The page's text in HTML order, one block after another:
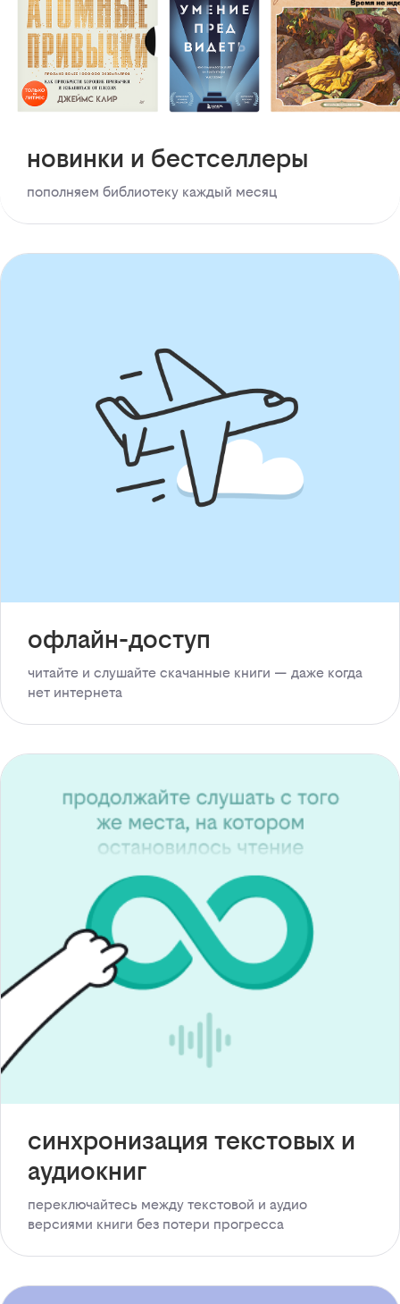
новинки и бестселлеры
пополняем библиотеку каждый месяц
офлайн-доступ
читайте и слушайте скачанные книги — даже когда
нет интернета
синхронизация текстовых и
аудиокниг
переключайтесь между текстовой и аудио
версиями книги без потери прогресса